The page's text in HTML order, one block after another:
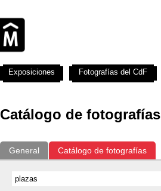
Catálogo de fotografías
General Catálogo de fotografías
Exposiciones Fotografías del CdF